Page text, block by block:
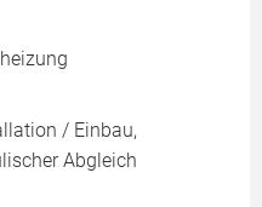
/ Einbau,
Abgleich